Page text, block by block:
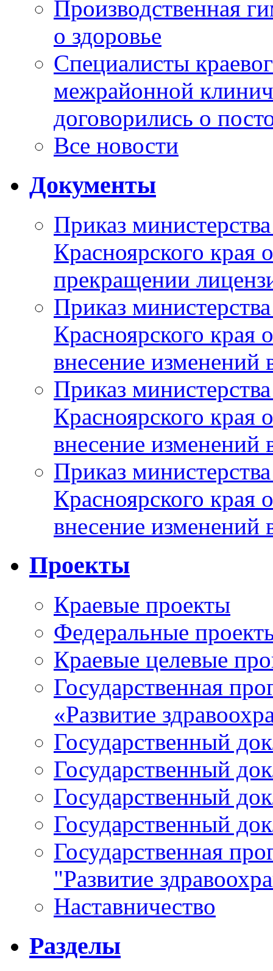
Производственная
о здоровье
Специалисты
межрайонной
договорились о
Все новости
Документы
Приказ
Красноярского
прекращении
Приказ
Красноярского
внесение изменений
Приказ
Красноярского
внесение изменений
Приказ
Красноярского
внесение изменений
Проекты
Краевые проекты
Федеральные
Краевые целевые
Государственная
«Развитие
Государственный
Государственный
Государственный
Государственный
Государственная
"Развитие
Наставничество
Разделы